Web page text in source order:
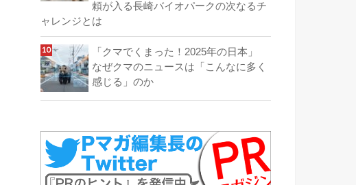
頼が入る長崎バイオパークの次なるチ
ャレンジとは
「クマでくまった！2025年の日本」
なぜクマのニュースは「こんなに多く
感じる」のか